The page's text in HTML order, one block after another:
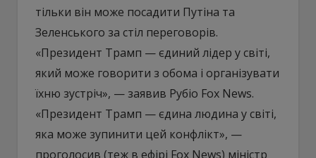
тільки він може посадити Путіна та
Зеленського за стіл переговорів.
«Президент Трамп — єдиний лідер у світі,
який може говорити з обома і організувати
їхню зустріч», — заявив Рубіо Fox News.
«Президент Трамп — єдина людина у світі,
яка може зупинити цей конфлікт», —
проголосив (теж в ефірі Fox News) міністр